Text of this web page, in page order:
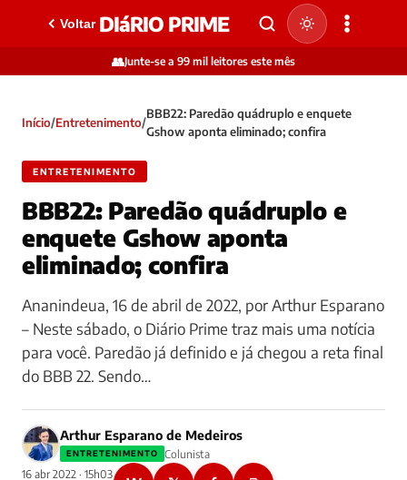
Voltar DIáRIO PRIME
👥Junte-se a 99 mil leitores este mês
Início/Entretenimento/
BBB22: Paredão quádruplo e enquete
Gshow aponta eliminado; confira
ENTRETENIMENTO
BBB22: Paredão quádruplo e
enquete Gshow aponta
eliminado; confira
Ananindeua, 16 de abril de 2022, por Arthur Esparano
– Neste sábado, o Diário Prime traz mais uma notícia
para você. Paredão já definido e já chegou a reta final
do BBB 22. Sendo…
Arthur Esparano de Medeiros
ENTRETENIMENTO
Colunista
16 abr 2022 · 15h03